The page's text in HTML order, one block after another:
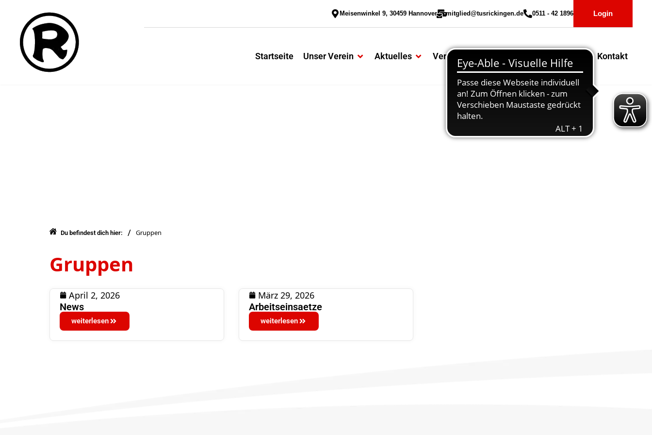
Meisenwinkel 9, 30459 Hannover mitglied@tusrickingen.de 0511 - 42 1896 Login
Startseite Unser Verein Aktuelles Vereinssport Kontakt
Du befindest dich hier: / Gruppen
Gruppen
April 2, 2026
News
weiterlesen
März 29, 2026
Arbeitseinsaetze
weiterlesen